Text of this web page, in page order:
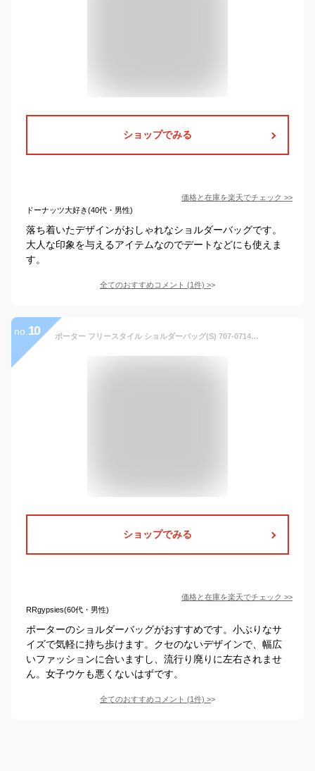
ショップでみる
価格と在庫を楽天でチェック >>
ドーナッツ大好き(40代・男性)
落ち着いたデザインがおしゃれなショルダーバッグです。
大人な印象を与えるアイテムなのでデートなどにも使えま
す。
全てのおすすめコメント (1件) >
no. 10 ポーター フリースタイル ショルダーバッグ(S) 707-07146 10 ブラック PORTER 吉田カバン ショルダーポーチ FREE STYLE 日本製 小さめ 斜めがけ ブランド カジュアル
ショップでみる
価格と在庫を楽天でチェック >>
RRgypsies(60代・男性)
ポーターのショルダーバッグがおすすめです。小ぶりなサ
イズで気軽に持ち歩けます。クセのないデザインで、幅広
いファッションに合いますし、流行り廃りに左右されませ
ん。女子ウケも悪くないはずです。
全てのおすすめコメント (1件) >